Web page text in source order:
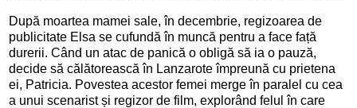
După moartea mamei sale, în decembrie, regizoarea de
publicitate Elsa se cufundă în muncă pentru a face față
durerii. Când un atac de panică o obligă să ia o pauză,
decide să călătorească în Lanzarote împreună cu prietena
ei, Patricia. Povestea acestor femei merge în paralel cu cea
a unui scenarist și regizor de film, explorând felul în care